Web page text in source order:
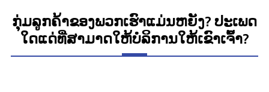
ກຸ່ມລູກຄ້າຂອງພວກເຮົາແມ່ນຫຍັງ? ປະເພດ
ໃດແດ່ທີ່ສາມາດໃຫ້ບໍລິການໃຫ້ເຂົາເຈົ້າ?